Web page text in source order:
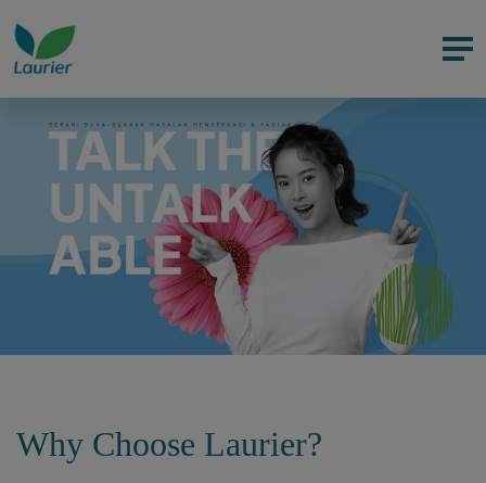
Why Choose Laurier?